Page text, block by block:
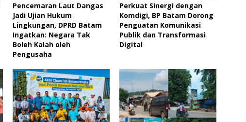
Pencemaran Laut Dangas
Jadi Ujian Hukum
Lingkungan, DPRD Batam
Ingatkan: Negara Tak
Boleh Kalah oleh
Pengusaha ‎
Perkuat Sinergi dengan
Komdigi, BP Batam Dorong
Penguatan Komunikasi
Publik dan Transformasi
Digital